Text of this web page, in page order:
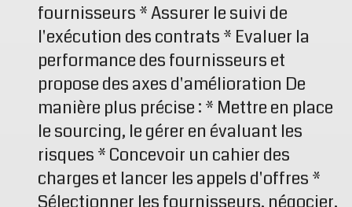
fournisseurs * Assurer le suivi de
l'exécution des contrats * Evaluer la
performance des fournisseurs et
propose des axes d'amélioration De
manière plus précise : * Mettre en place
le sourcing, le gérer en évaluant les
risques * Concevoir un cahier des
charges et lancer les appels d'offres *